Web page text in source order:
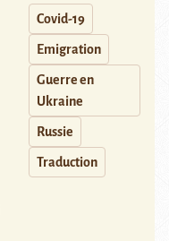
Covid-19
Emigration
Guerre en
Ukraine
Russie
Traduction